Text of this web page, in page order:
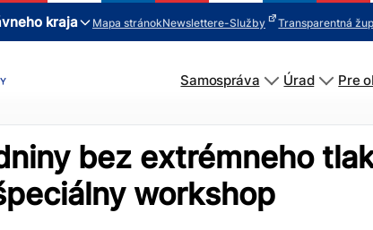
kraja Mapa stránokNewslettere-Služby Transparentná
Samospráva Úrad Pre
bez extrémneho
workshop